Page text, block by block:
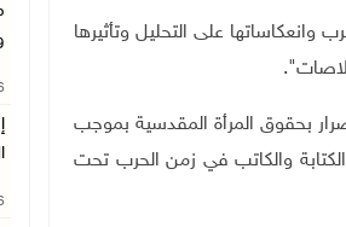
على التحليل وتأثيرها
بحقوق المرأة المقدسية بموجب
عن أسئلة الكتابة والكاتب في زمن الحرب تحت